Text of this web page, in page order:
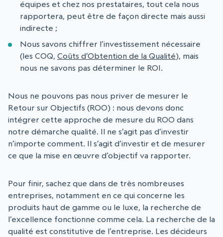
équipes et chez nos prestataires, tout cela nous
rapportera, peut être de façon directe mais aussi
indirecte ;
Nous savons chiffrer l’investissement nécessaire
(les COQ, Coûts d’Obtention de la Qualité), mais
nous ne savons pas déterminer le ROI.
Nous ne pouvons pas nous priver de mesurer le
Retour sur Objectifs (ROO) : nous devons donc
intégrer cette approche de mesure du ROO dans
notre démarche qualité. Il ne s’agit pas d’investir
n’importe comment. Il s’agit d’investir et de mesurer
ce que la mise en œuvre d’objectif va rapporter.
Pour finir, sachez que dans de très nombreuses
entreprises, notamment en ce qui concerne les
produits haut de gamme ou le luxe, la recherche de
l’excellence fonctionne comme cela. La recherche de la
qualité est constitutive de l’entreprise. Les décideurs